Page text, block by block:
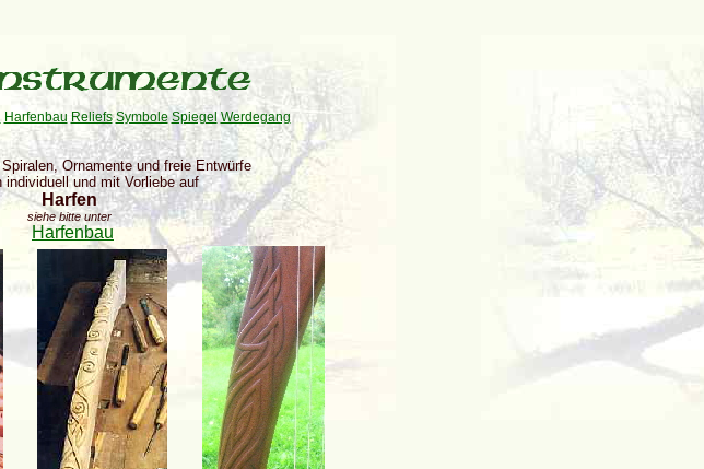
Harfenbau Reliefs Symbole Spiegel Werdegang
Ornamente und freie Entwürfe
individuell und mit Vorliebe auf
Harfen
siehe bitte unter
Harfenbau